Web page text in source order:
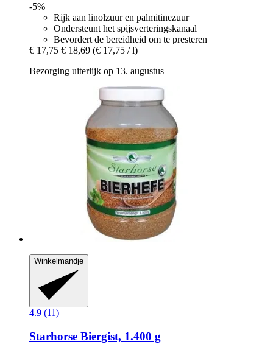
-5%
Rijk aan linolzuur en palmitinezuur
Ondersteunt het spijsverteringskanaal
Bevordert de bereidheid om te presteren
€ 17,75 € 18,69 (€ 17,75 / l)
Bezorging uiterlijk op 13. augustus
Winkelmandje
4.9 (11)
Starhorse Biergist, 1.400 g